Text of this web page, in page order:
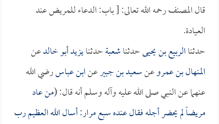
قال المصنف رحمه الله تعالى: [ باب: الدعاء للمريض عند
العيادة.
حدثناالربيع بن يحيىحدثناشعبةحدثنايزيد أبو خالدعن
المنهال بن عمروعنسعيد بن جبيرعنابن عباسرضي الله
عنهما عن النبي صلى الله عليه وآله وسلم أنه قال: (من عاد
مريضاً لم يحضر أجله فقال عنده سبع مرار: أسال الله العظيم رب